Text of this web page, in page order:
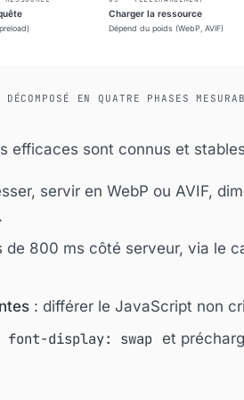
EN QUATRE PHASES
efficaces sont connus et
servir en WebP ou AVIF,
.
de 800 ms côté serveur, via le
: différer le JavaScript non
font-display: swap et